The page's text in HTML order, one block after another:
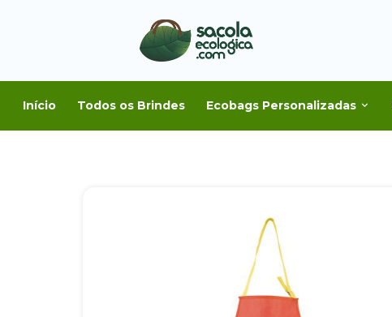
Início Todos os Brindes Ecobags Personalizadas